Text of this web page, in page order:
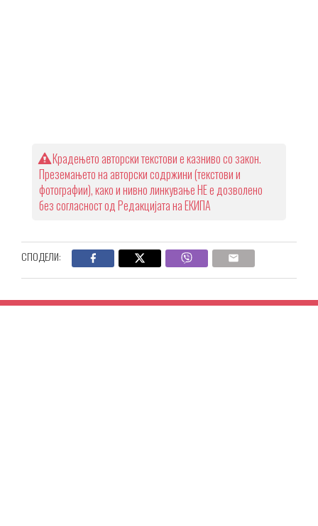
Крадењето авторски текстови е казниво со закон.
Преземањето на авторски содржини (текстови и
фотографии), како и нивно линкување НЕ е дозволено
без согласност од Редакцијата на ЕКИПА
СПОДЕЛИ: